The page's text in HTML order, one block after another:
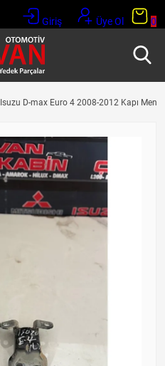
Giriş Üye Ol 0
Isuzu D-max Euro 4 2008-2012 Kapı